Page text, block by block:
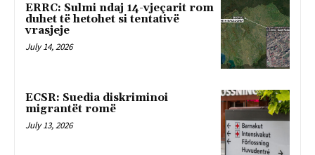
ERRC: Sulmi ndaj 14-vjeçarit rom
duhet të hetohet si tentativë
vrasjeje
July 14, 2026
ECSR: Suedia diskriminoi
migrantët romë
July 13, 2026